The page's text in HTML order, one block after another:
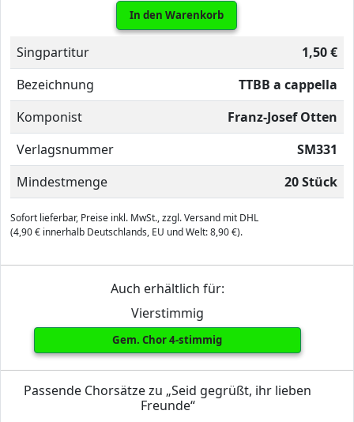
In den Warenkorb
Singpartitur
1,50 €
Bezeichnung
TTBB a cappella
Komponist
Franz-Josef Otten
Verlagsnummer
SM331
Mindestmenge
20 Stück
Sofort lieferbar, Preise inkl. MwSt., zzgl. Versand mit DHL
(4,90 € innerhalb Deutschlands, EU und Welt: 8,90 €).
Auch erhältlich für:
Vierstimmig
Gem. Chor 4-stimmig
Passende Chorsätze zu „Seid gegrüßt, ihr lieben
Freunde“